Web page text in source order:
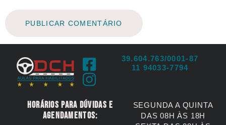
39.604.763/0001-87
11 94033-7794
Horários para dúvidas e
agendamentos:
SEGUNDA A QUINTA
DAS 08H ÀS 18H